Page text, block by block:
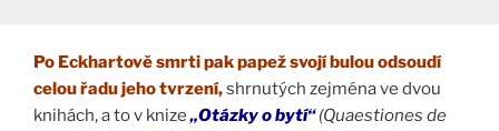
Po Eckhartově smrti pak papež svojí bulou odsoudí
celou řadu jeho tvrzení,shrnutých zejména ve dvou
knihách, a to v knize„Otázky o bytí“(Quaestiones de